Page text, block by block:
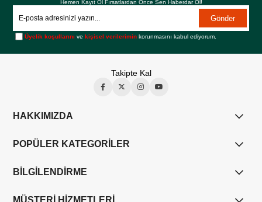
Hemen Kayıt Ol Fırsatlardan Önce Sen Haberdar Ol!
Gönder
Üyelik koşullarını vekişisel verilerimin korunmasını kabul ediyorum.
Takipte Kal
HAKKIMIZDA
POPÜLER KATEGORİLER
BİLGİLENDİRME
MÜŞTERİ HİZMETLERİ